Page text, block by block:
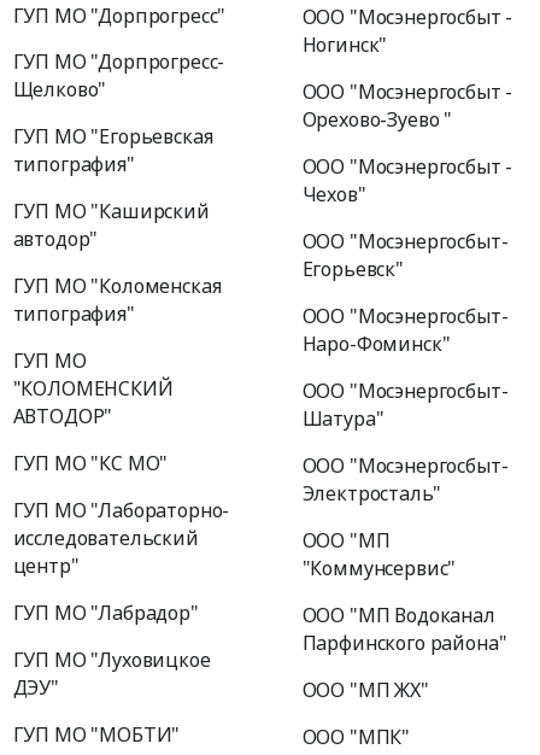
ГУП МО "Дорпрогресс"
ГУП МО "Дорпрогресс-
Щелково"
ГУП МО "Егорьевская
типография"
ГУП МО "Каширский
автодор"
ГУП МО "Коломенская
типография"
ГУП МО
"КОЛОМЕНСКИЙ
АВТОДОР"
ГУП МО "КС МО"
ГУП МО "Лабораторно-
исследовательский
центр"
ГУП МО "Лабрадор"
ГУП МО "Луховицкое
ДЭУ"
ГУП МО "МОБТИ"
ООО "Мосэнергосбыт -
Ногинск"
ООО "Мосэнергосбыт -
Орехово-Зуево "
ООО "Мосэнергосбыт -
Чехов"
ООО "Мосэнергосбыт-
Егорьевск"
ООО "Мосэнергосбыт-
Наро-Фоминск"
ООО "Мосэнергосбыт-
Шатура"
ООО "Мосэнергосбыт-
Электросталь"
ООО "МП
"Коммунсервис"
ООО "МП Водоканал
Парфинского района"
ООО "МП ЖХ"
ООО "МПК"